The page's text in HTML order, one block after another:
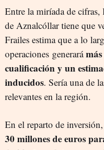
Entre la miríada de cifras,
de Aznalcóllar tiene que
Frailes estima que a lo
operaciones generará
cualificación y un
inducidos. Sería una de
relevantes en la región.
En el reparto de
30 millones de euros